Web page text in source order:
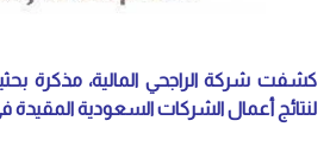
كشفت شركة الراجحي المالية، مذكرة
لنتائج أعمال الشركات السعودية المقيدة